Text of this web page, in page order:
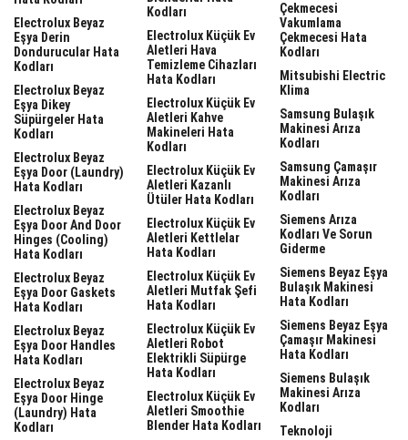
Electrolux Beyaz
Eşya Derin
Dondurucular Hata
Kodları
Electrolux Beyaz
Eşya Dikey
Süpürgeler Hata
Kodları
Electrolux Beyaz
Eşya Door (laundry)
Hata Kodları
Electrolux Beyaz
Eşya Door And Door
Hinges (cooling)
Hata Kodları
Electrolux Beyaz
Eşya Door Gaskets
Hata Kodları
Electrolux Beyaz
Eşya Door Handles
Hata Kodları
Electrolux Beyaz
Eşya Door Hinge
(laundry) Hata
Kodları
Kodları
Electrolux Küçük Ev
Aletleri Hava
Temizleme Cihazları
Hata Kodları
Electrolux Küçük Ev
Aletleri Kahve
Makineleri Hata
Kodları
Electrolux Küçük Ev
Aletleri Kazanlı
Ütüler Hata Kodları
Electrolux Küçük Ev
Aletleri Kettlelar
Hata Kodları
Electrolux Küçük Ev
Aletleri Mutfak Şefi
Hata Kodları
Electrolux Küçük Ev
Aletleri Robot
Elektrikli Süpürge
Hata Kodları
Electrolux Küçük Ev
Aletleri Smoothie
Blender Hata Kodları
Çekmecesi
Vakumlama
Çekmecesi Hata
Kodları
Mitsubishi Electric
Klima
Samsung Bulaşık
Makinesi Arıza
Kodları
Samsung Çamaşır
Makinesi Arıza
Kodları
Siemens Arıza
Kodları Ve Sorun
Giderme
Siemens Beyaz Eşya
Bulaşık Makinesi
Hata Kodları
Siemens Beyaz Eşya
Çamaşır Makinesi
Hata Kodları
Siemens Bulaşık
Makinesi Arıza
Kodları
Teknoloji